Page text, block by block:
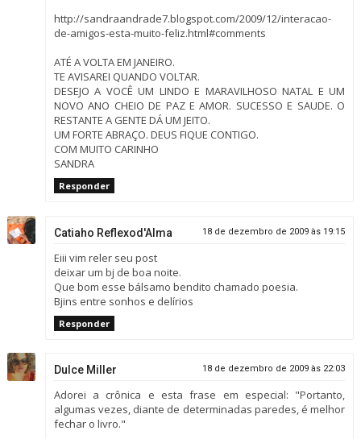
http://sandraandrade7.blogspot.com/2009/12/interacao-
de-amigos-esta-muito-feliz.html#comments
ATÉ A VOLTA EM JANEIRO.
TE AVISAREI QUANDO VOLTAR.
DESEJO A VOCÊ UM LINDO E MARAVILHOSO NATAL E UM
NOVO ANO CHEIO DE PAZ E AMOR. SUCESSO E SAUDE. O
RESTANTE A GENTE DÁ UM JEITO.
UM FORTE ABRAÇO. DEUS FIQUE CONTIGO.
COM MUITO CARINHO
SANDRA
Responder
Catiaho Reflexod'Alma 18 de dezembro de 2009 às 19:15
Eiii vim reler seu post
deixar um bj de boa noite.
Que bom esse bálsamo bendito chamado poesia.
Bjins entre sonhos e delírios
Responder
Dulce Miller 18 de dezembro de 2009 às 22:03
Adorei a crônica e esta frase em especial: "Portanto,
algumas vezes, diante de determinadas paredes, é melhor
fechar o livro."